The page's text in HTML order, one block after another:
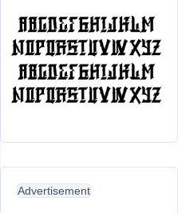
Advertisement